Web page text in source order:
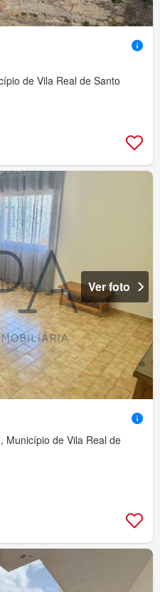
de Vila Real de Santo
Ver foto
Município de Vila Real de